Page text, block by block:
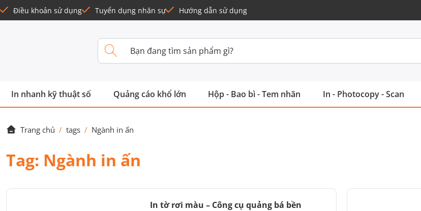
Điều khoản sử dụng Tuyển dụng nhân sự Hướng dẫn sử dụng
In nhanh kỹ thuật số Quảng cáo khổ lớn Hộp - Bao bì - Tem nhãn In - Photocopy - Scan
Trang chủ / tags / Ngành in ấn
Tag: Ngành in ấn
In tờ rơi màu – Công cụ quảng bá bền